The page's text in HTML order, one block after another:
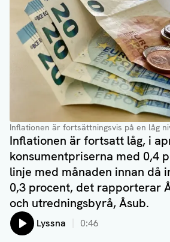
Inflationen är fortsättningsvis på en låg
Inflationen är fortsatt låg, i
konsumentpriserna med 0,4
linje med månaden innan då
0,3 procent, det rapporterar
och utredningsbyrå, Åsub.
Lyssna 0:46